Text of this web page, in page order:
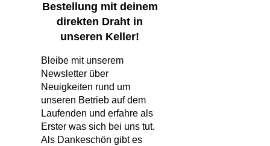
Bestellung mit deinem
direkten Draht in
unseren Keller!
Bleibe mit unserem
Newsletter über
Neuigkeiten rund um
unseren Betrieb auf dem
Laufenden und erfahre als
Erster was sich bei uns tut.
Als Dankeschön gibt es